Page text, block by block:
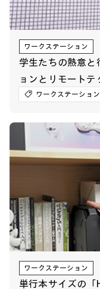
ワークステーション
学生たちの熱意と
ョンとリモートテ
ワークステーション
ワークステーション
単行本サイズの「